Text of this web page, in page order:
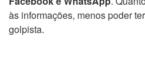
às informações, menos poder
golpista.